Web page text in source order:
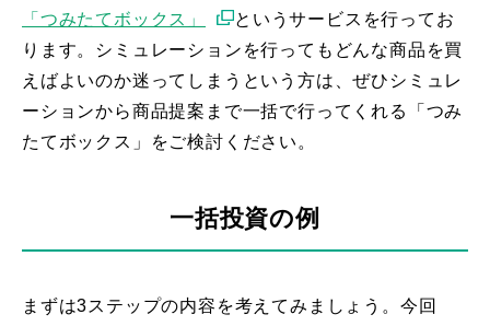
「つみたてボックス」
というサービスを行ってお
ります。シミュレーションを行ってもどんな商品を買
えばよいのか迷ってしまうという方は、ぜひシミュレ
ーションから商品提案まで一括で行ってくれる「つみ
たてボックス」をご検討ください。
一括投資の例
まずは3ステップの内容を考えてみましょう。今回